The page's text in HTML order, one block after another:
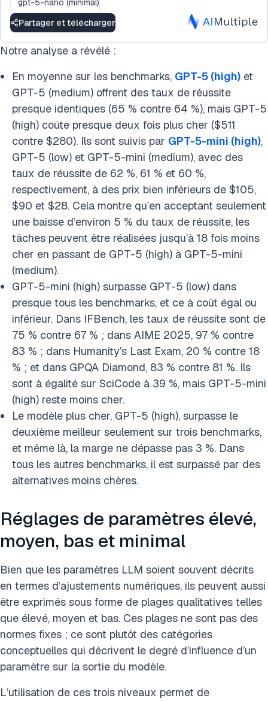
Partager et télécharger
Notre analyse a révélé :
En moyenne sur les benchmarks, GPT-5 (high) et
GPT-5 (medium) offrent des taux de réussite
presque identiques (65 % contre 64 %), mais GPT-5
(high) coûte presque deux fois plus cher ($511
contre $280). Ils sont suivis par GPT-5-mini (high),
GPT-5 (low) et GPT-5-mini (medium), avec des
taux de réussite de 62 %, 61 % et 60 %,
respectivement, à des prix bien inférieurs de $105,
$90 et $28. Cela montre qu’en acceptant seulement
une baisse d’environ 5 % du taux de réussite, les
tâches peuvent être réalisées jusqu’à 18 fois moins
cher en passant de GPT-5 (high) à GPT-5-mini
(medium).
GPT-5-mini (high) surpasse GPT-5 (low) dans
presque tous les benchmarks, et ce à coût égal ou
inférieur. Dans IFBench, les taux de réussite sont de
75 % contre 67 % ; dans AIME 2025, 97 % contre
83 % ; dans Humanity’s Last Exam, 20 % contre 18
% ; et dans GPQA Diamond, 83 % contre 81 %. Ils
sont à égalité sur SciCode à 39 %, mais GPT-5-mini
(high) reste moins cher.
Le modèle plus cher, GPT-5 (high), surpasse le
deuxième meilleur seulement sur trois benchmarks,
et même là, la marge ne dépasse pas 3 %. Dans
tous les autres benchmarks, il est surpassé par des
alternatives moins chères.
Réglages de paramètres élevé,
moyen, bas et minimal
Bien que les paramètres LLM soient souvent décrits
en termes d’ajustements numériques, ils peuvent aussi
être exprimés sous forme de plages qualitatives telles
que élevé, moyen et bas. Ces plages ne sont pas des
normes fixes ; ce sont plutôt des catégories
conceptuelles qui décrivent le degré d’influence d’un
paramètre sur la sortie du modèle.
L’utilisation de ces trois niveaux permet de